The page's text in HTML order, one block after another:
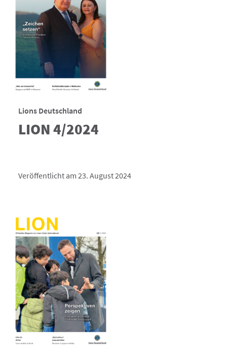
Lions Deutschland
LION 4/2024
Veröffentlicht am 23. August 2024